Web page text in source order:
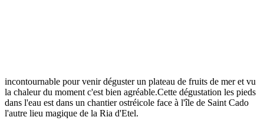
incontournable pour venir déguster un plateau de fruits de mer et vu
la chaleur du moment c'est bien agréable.Cette dégustation les pieds
dans l'eau est dans un chantier ostréicole face à l'île de Saint Cado
l'autre lieu magique de la Ria d'Etel.